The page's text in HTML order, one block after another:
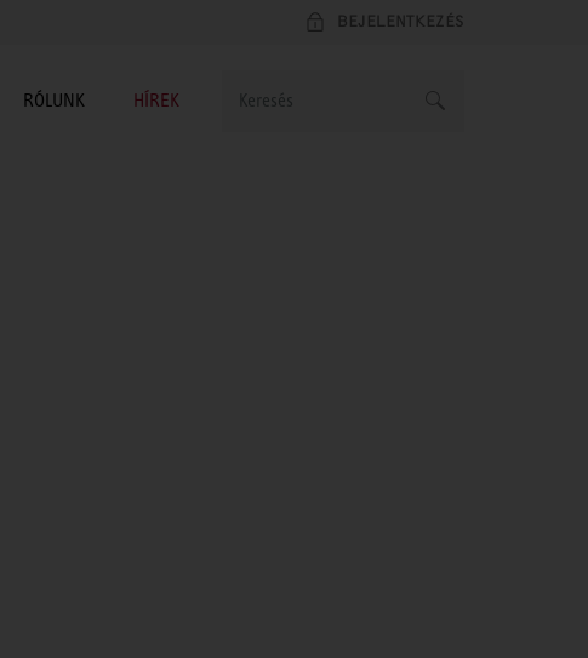
BEJELENTKEZÉS
RÓLUNK HÍREK